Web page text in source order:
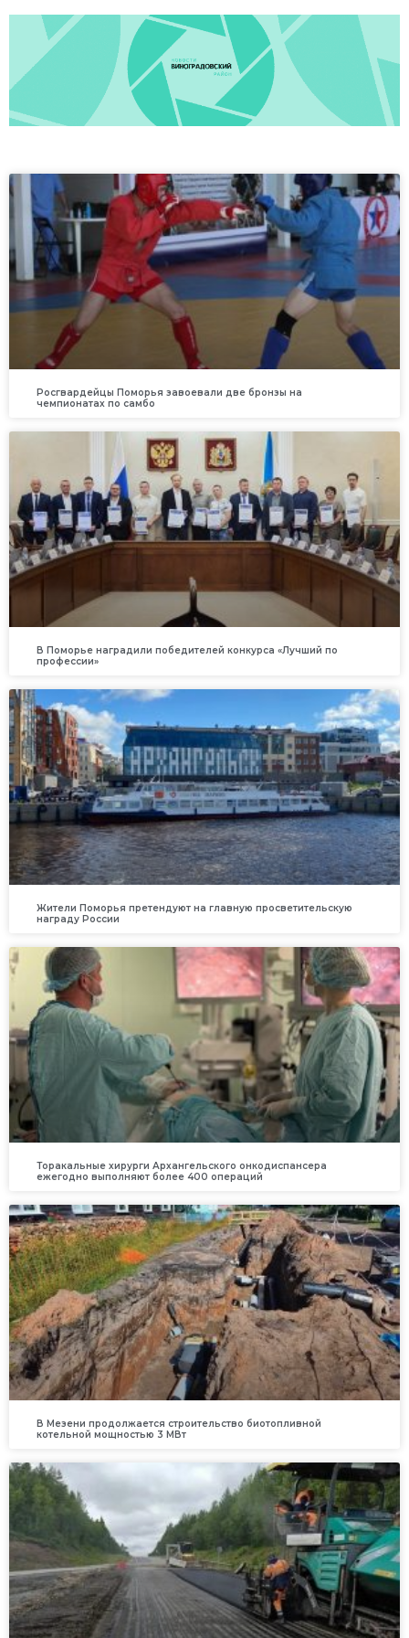
Росгвардейцы Поморья завоевали две бронзы на
чемпионатах по самбо
В Поморье наградили победителей конкурса «Лучший по
профессии»
Жители Поморья претендуют на главную просветительскую
награду России
Торакальные хирурги Архангельского онкодиспансера
ежегодно выполняют более 400 операций
В Мезени продолжается строительство биотопливной
котельной мощностью 3 МВт